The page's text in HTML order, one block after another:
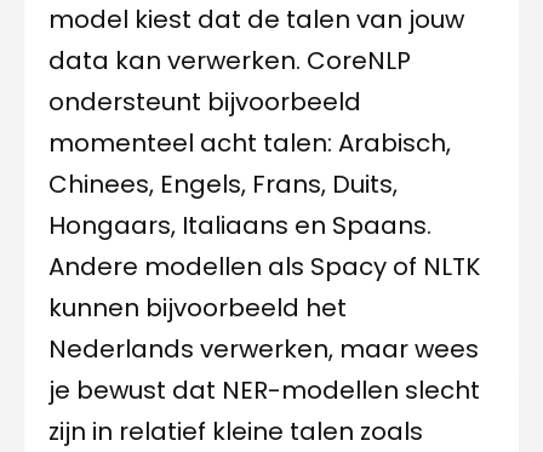
model kiest dat de talen van jouw
data kan verwerken. CoreNLP
ondersteunt bijvoorbeeld
momenteel acht talen: Arabisch,
Chinees, Engels, Frans, Duits,
Hongaars, Italiaans en Spaans.
Andere modellen als Spacy of NLTK
kunnen bijvoorbeeld het
Nederlands verwerken, maar wees
je bewust dat NER-modellen slecht
zijn in relatief kleine talen zoals